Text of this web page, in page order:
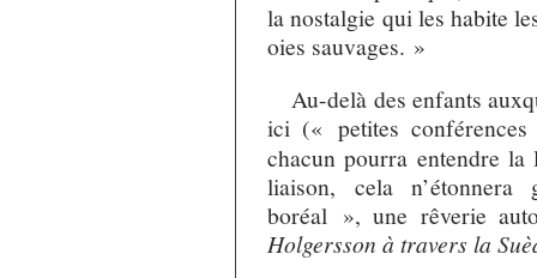
la nostalgie qui les habite
oies sauvages. »
Au-delà des enfants
ici (« petites
chacun pourra entendre la
liaison, cela n’étonnera
boréal », une rêverie
Holgersson à travers la